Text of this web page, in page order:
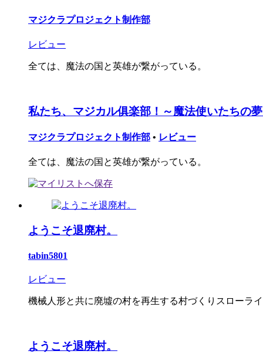
マジクラプロジェクト制作部
レビュー
全ては、魔法の国と英雄が繋がっている。
私たち、マジカル俱楽部！～魔法使いたちの
マジクラプロジェクト制作部 • レビュー
全ては、魔法の国と英雄が繋がっている。
ようこそ退廃村。
tabin5801
レビュー
機械人形と共に廃墟の村を再生する村づくりスローラ
ようこそ退廃村。